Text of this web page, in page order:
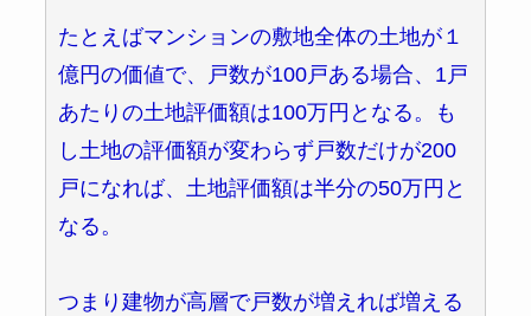
たとえばマンションの敷地全体の土地が１
億円の価値で、戸数が100戸ある場合、1戸
あたりの土地評価額は100万円となる。も
し土地の評価額が変わらず戸数だけが200
戸になれば、土地評価額は半分の50万円と
なる。
つまり建物が高層で戸数が増えれば増える